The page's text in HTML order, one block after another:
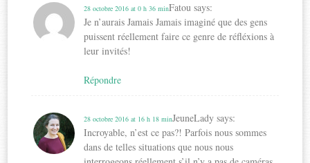
Fatou says:
28 octobre 2016 at 0 h 36 min
Je n’aurais Jamais Jamais imaginé que des gens
puissent réellement faire ce genre de réfléxions à
leur invités!
Répondre
JeuneLady says:
28 octobre 2016 at 16 h 18 min
Incroyable, n’est ce pas?! Parfois nous sommes
dans de telles situations que nous nous